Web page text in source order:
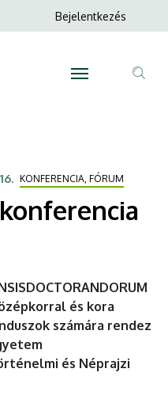
Anonim
menüje
Bejelentkezés
KONFERENCIA, FÓRUM
és kora
számára rendez
és Néprajzi